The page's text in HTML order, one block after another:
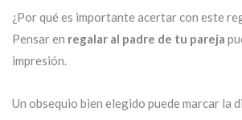
¿Por qué es importante acertar con este
Pensar en regalar al padre de tu pareja
impresión.
Un obsequio bien elegido puede marcar la